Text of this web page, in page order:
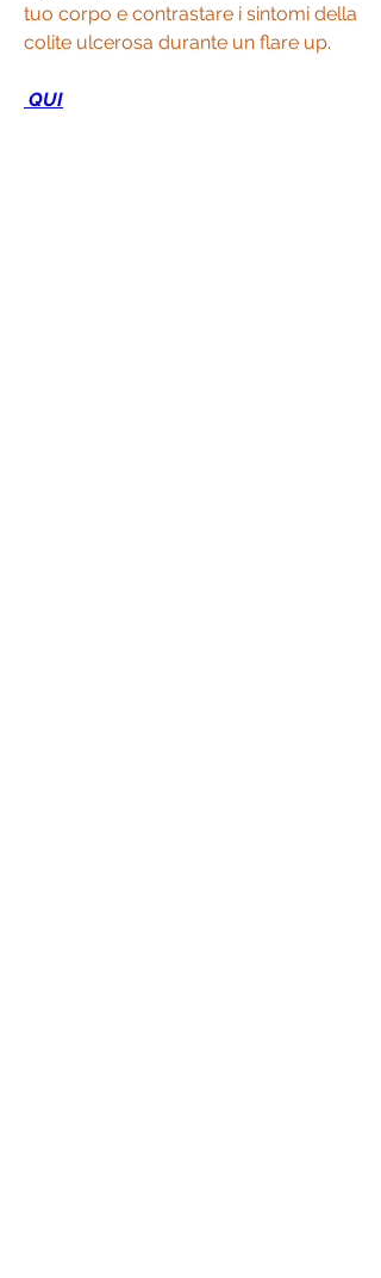
tuo corpo e contrastare i sintomi della
colite ulcerosa durante un flare up.
QUI